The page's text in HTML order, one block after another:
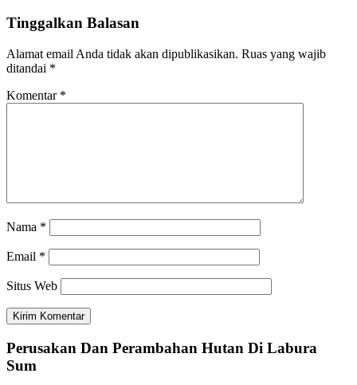
Tinggalkan Balasan
Alamat email Anda tidak akan dipublikasikan. Ruas yang wajib
ditandai *
Komentar *
Nama *
Email *
Situs Web
Perusakan Dan Perambahan Hutan Di Labura
Sum